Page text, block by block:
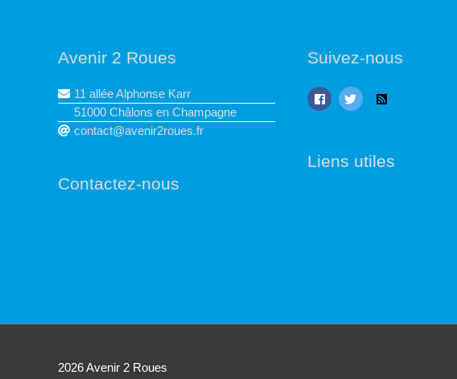
Avenir 2 Roues
11 allée Alphonse Karr
51000 Châlons en Champagne
contact@avenir2roues.fr
Contactez-nous
Suivez-nous
Liens utiles
2026Avenir 2 Roues